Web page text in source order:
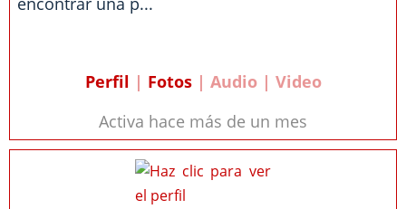
Perfil | Fotos| Audio | Video
Activa hace más de un mes